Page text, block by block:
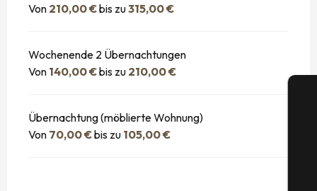
Von 210,00 €bis zu315,00 €
Wochenende 2 Übernachtungen
Von 140,00 €bis zu 210,00 €
Übernachtung (möblierte Wohnung)
Von 70,00 €bis zu 105,00 €